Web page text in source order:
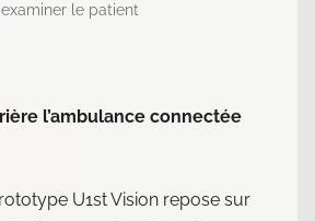
examiner le patient
l’ambulance connectée
U1st Vision repose sur